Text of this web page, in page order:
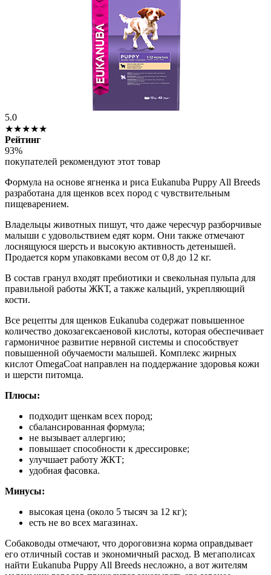
5.0
★★★★★
Рейтинг
93%
покупателей рекомендуют этот товар
Формула на основе ягненка и риса Eukanuba Puppy All Breeds
разработана для щенков всех пород с чувствительным
пищеварением.
Владельцы животных пишут, что даже чересчур разборчивые
малыши с удовольствием едят корм. Они также отмечают
лоснящуюся шерсть и высокую активность детенышей.
Продается корм упаковками весом от 0,8 до 12 кг.
В состав гранул входят пребиотики и свекольная пульпа для
правильной работы ЖКТ, а также кальций, укрепляющий
кости.
Все рецепты для щенков Eukanuba содержат повышенное
количество докозагексаеновой кислоты, которая обеспечивает
гармоничное развитие нервной системы и способствует
повышенной обучаемости малышей. Комплекс жирных
кислот OmegaCoat направлен на поддержание здоровья кожи
и шерсти питомца.
Плюсы:
подходит щенкам всех пород;
сбалансированная формула;
не вызывает аллергию;
повышает способности к дрессировке;
улучшает работу ЖКТ;
удобная фасовка.
Минусы:
высокая цена (около 5 тысяч за 12 кг);
есть не во всех магазинах.
Собаководы отмечают, что дороговизна корма оправдывает
его отличный состав и экономичный расход. В мегаполисах
найти Eukanuba Puppy All Breeds несложно, а вот жителям